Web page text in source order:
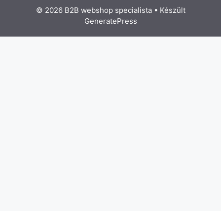
© 2026 B2B webshop specialista• Készült
GeneratePress